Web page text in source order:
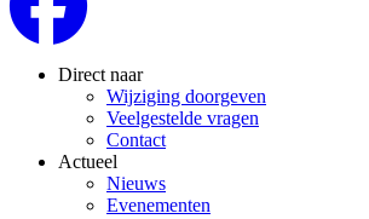
Direct naar
Wijziging doorgeven
Veelgestelde vragen
Contact
Actueel
Nieuws
Evenementen